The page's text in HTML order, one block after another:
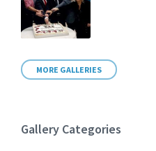
MORE GALLERIES
Gallery Categories